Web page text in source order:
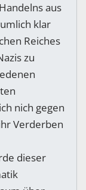
aus
klar
Reiches
zu
nich gegen
Verderben
dieser